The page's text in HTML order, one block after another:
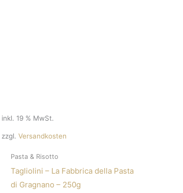
inkl. 19 % MwSt.
zzgl. Versandkosten
Pasta & Risotto
Tagliolini – La Fabbrica della Pasta
di Gragnano – 250g